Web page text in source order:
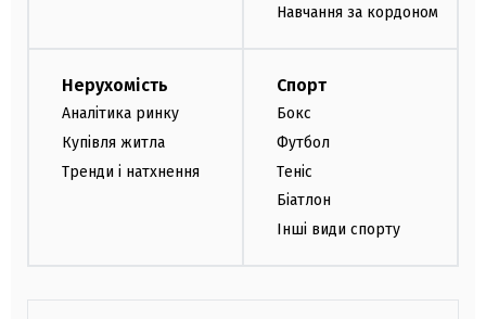
Навчання за кордоном
Нерухомість
Аналітика ринку
Купівля житла
Тренди і натхнення
Спорт
Бокс
Футбол
Теніс
Біатлон
Інші види спорту